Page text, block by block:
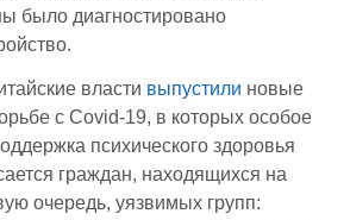
было диагностировано
власти выпустили новые
с Covid-19, в которых особое
психического здоровья
граждан, находящихся на
очередь, уязвимых групп: